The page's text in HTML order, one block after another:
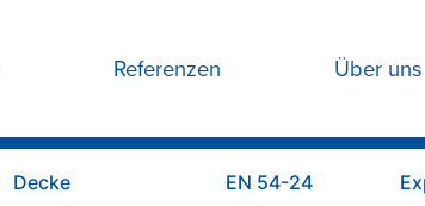
Referenzen Über uns
Decke EN 54-24